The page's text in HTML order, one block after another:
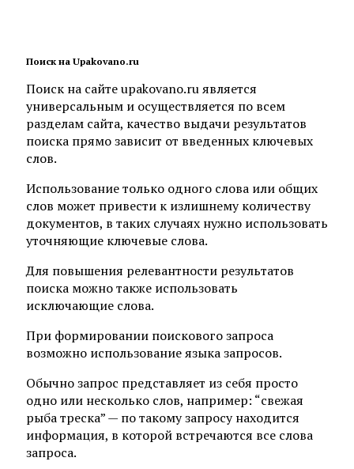
Поиск на Upakovano.ru
Поиск на сайте upakovano.ru является
универсальным и осуществляется по всем
разделам сайта, качество выдачи результатов
поиска прямо зависит от введенных ключевых
слов.
Использование только одного слова или общих
слов может привести к излишнему количеству
документов, в таких случаях нужно использовать
уточняющие ключевые слова.
Для повышения релевантности результатов
поиска можно также использовать
исключающие слова.
При формировании поискового запроса
возможно использование языка запросов.
Обычно запрос представляет из себя просто
одно или несколько слов, например: “свежая
рыба треска” — по такому запросу находится
информация, в которой встречаются все слова
запроса.